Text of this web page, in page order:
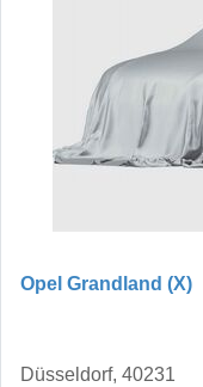
Opel Grandland (X)
Düsseldorf, 40231